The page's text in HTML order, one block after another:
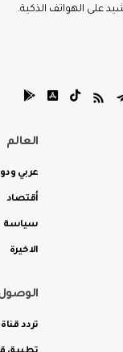
على الهواتف الذكية.
العالم
عربي
أقتصاد
سياسة
الاخيرة
تردد